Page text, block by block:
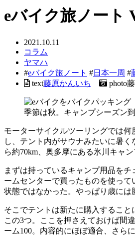
eバイク旅ノート
2021.10.11
コラム
ヤマハ
#eバイク旅ノート #日本一周 #
text藤原かんいち photo
季節は秋。キャンプシーズン
モーターサイクルツーリングでは
し、テント内がサウナみたいに暑
ら約70km、奥多摩にある氷川キャン
まずは持っているキャンプ用品を
ームセンターで買ったものを使っ
状態ではなかった。やっぱり歳に
そこでテントは新たに購入するこ
この3つ。ここを押さえておけば間
ーム100。内容的にほぼ適合、さら